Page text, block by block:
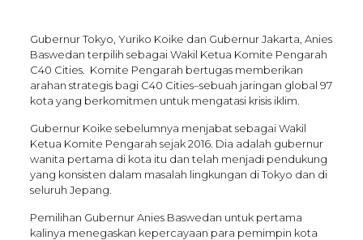
Gubernur Tokyo, Yuriko Koike dan Gubernur Jakarta, Anies
Baswedan terpilih sebagai Wakil Ketua Komite Pengarah
C40 Cities. Komite Pengarah bertugas memberikan
arahan strategis bagi C40 Cities–sebuah jaringan global 97
kota yang berkomitmen untuk mengatasi krisis iklim.
Gubernur Koike sebelumnya menjabat sebagai Wakil
Ketua Komite Pengarah sejak 2016. Dia adalah gubernur
wanita pertama di kota itu dan telah menjadi pendukung
yang konsisten dalam masalah lingkungan di Tokyo dan di
seluruh Jepang.
Pemilihan Gubernur Anies Baswedan untuk pertama
kalinya menegaskan kepercayaan para pemimpin kota